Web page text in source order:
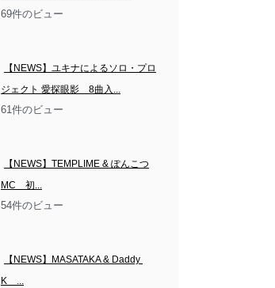
69件のビュー
【NEWS】ユキナによるソロ・プロ
ジェクト 愛探眼影　8曲入...
61件のビュー
【NEWS】TEMPLIME & ぽんこつ
MC　初...
54件のビュー
【NEWS】MASATAKA & Daddy
K　...